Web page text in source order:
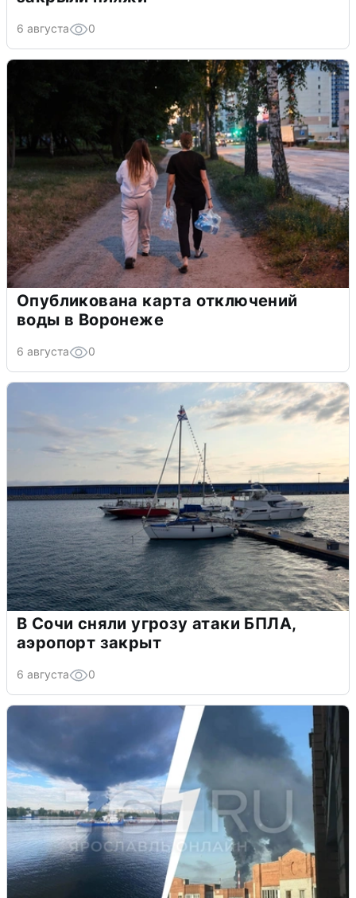
6 августа 0
Опубликована карта отключений
воды в Воронеже
6 августа 0
В Сочи сняли угрозу атаки БПЛА,
аэропорт закрыт
6 августа 0